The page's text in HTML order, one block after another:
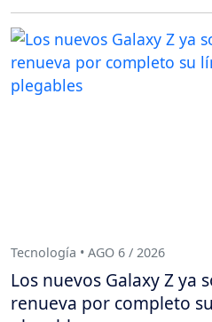
Tecnología • AGO 6 / 2026
Los nuevos Galaxy Z ya
renueva por completo